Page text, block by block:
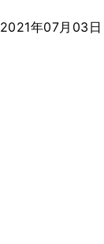
2021年07月03日